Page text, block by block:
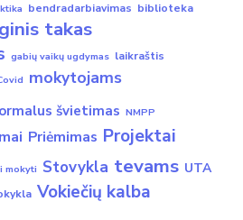
bendradarbiavimas biblioteka
takas
gabių vaikų ugdymas laikraštis
mokytojams
švietimas NMPP
Priėmimas Projektai
mokyti Stovykla tevams UTA
Vokiečių kalba